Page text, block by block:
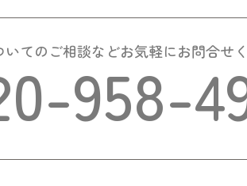
いてのご相談などお気軽にお問合せ
958-